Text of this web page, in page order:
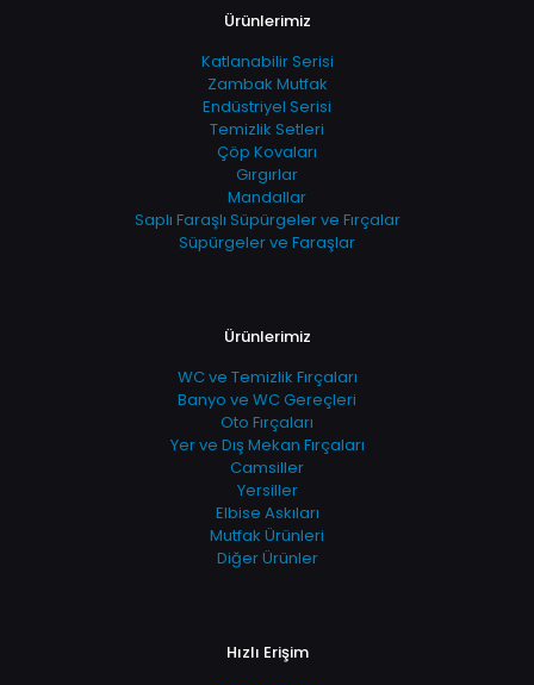
Ürünlerimiz
Katlanabilir Serisi
Zambak Mutfak
Endüstriyel Serisi
Temizlik Setleri
Çöp Kovaları
Gırgırlar
Mandallar
Saplı Faraşlı Süpürgeler ve Fırçalar
Süpürgeler ve Faraşlar
Ürünlerimiz
WC ve Temizlik Fırçaları
Banyo ve WC Gereçleri
Oto Fırçaları
Yer ve Dış Mekan Fırçaları
Camsiller
Yersiller
Elbise Askıları
Mutfak Ürünleri
Diğer Ürünler
Hızlı Erişim